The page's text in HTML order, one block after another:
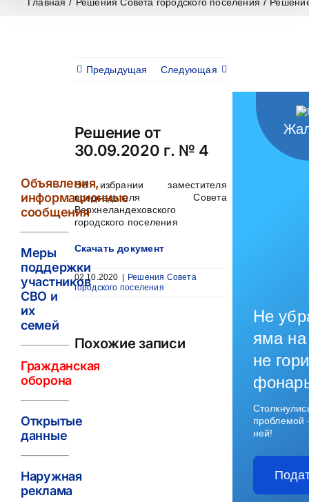
Предыдущая Следующая
Решение от
30.09.2020 г. № 4
Об избрании заместителя
председателя Совета
Верхнеландеховского
городского поселения
Скачать документ
02.10.2020
Решения Совета
городского поселения
Похожие записи
Объявления,
информационные
сообщения
Меры
поддержки
участников
СВО и
их
семей
Гражданская
оборона
Открытые
данные
Наружная
реклама
Не
яма на
не
ней!